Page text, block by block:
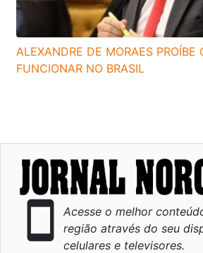
ALEXANDRE DE MORAES PROÍBE
FUNCIONAR NO BRASIL
smartphone
Acesse o melhor
região através do seu
celulares e televisores.